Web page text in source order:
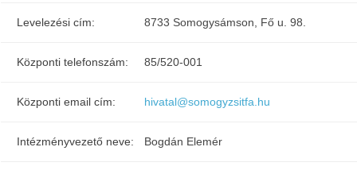
Levelezési cím: 8733 Somogysámson, Fő u. 98.
Központi telefonszám: 85/520-001
Központi email cím: hivatal@somogyzsitfa.hu
Intézményvezető neve: Bogdán Elemér